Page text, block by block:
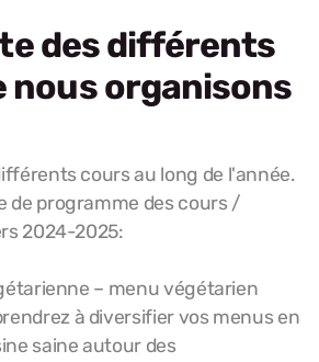
des différents
nous organisons
cours au long de l'année.
de programme des cours /
2024-2025:
– menu végétarien
à diversifier vos menus en
saine autour des